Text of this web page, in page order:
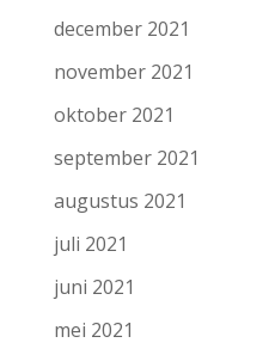
december 2021
november 2021
oktober 2021
september 2021
augustus 2021
juli 2021
juni 2021
mei 2021